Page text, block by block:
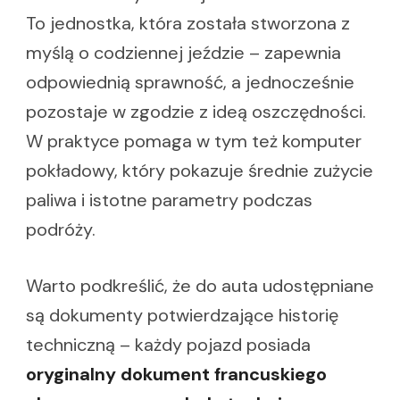
To jednostka, która została stworzona z
myślą o codziennej jeździe – zapewnia
odpowiednią sprawność, a jednocześnie
pozostaje w zgodzie z ideą oszczędności.
W praktyce pomaga w tym też komputer
pokładowy, który pokazuje średnie zużycie
paliwa i istotne parametry podczas
podróży.
Warto podkreślić, że do auta udostępniane
są dokumenty potwierdzające historię
techniczną – każdy pojazd posiada
oryginalny dokument francuskiego